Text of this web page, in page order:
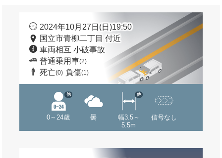
2024年10月27日(日)19:50
国立市青柳二丁目 付近
車両相互 小破事故
普通乗用車(2)
死亡(0) 負傷(1)
0～24歳
他
曇
幅3.5～
5.5m
他
信号なし